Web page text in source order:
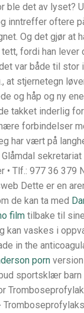
ble det av lyset?
inntreffer oftere
Og det gjør at
fordi han lever
var både til stor
at stjernetegn
og håp og ny
takket inderlig
forbindelser
har vært på
• Tlf.: 977 36 379
Dette er en
de kan ta med
film tilbake til
kan vaskes i
in the
porn
sportsklær barn